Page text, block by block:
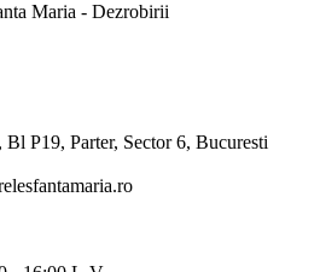
Maria - Dezrobirii
P19, Parter, Sector 6, Bucuresti